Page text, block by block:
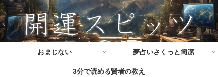
おまじない 夢占いさくっと簡潔
3分で読める賢者の教え